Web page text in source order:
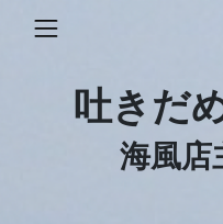
吐きだ
海風店